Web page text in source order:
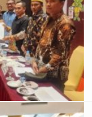
2024. (Foto:
DPT sebanyak